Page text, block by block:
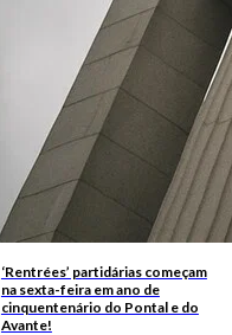
‘Rentrées’ partidárias começam
na sexta-feira em ano de
cinquentenário do Pontal e do
Avante!